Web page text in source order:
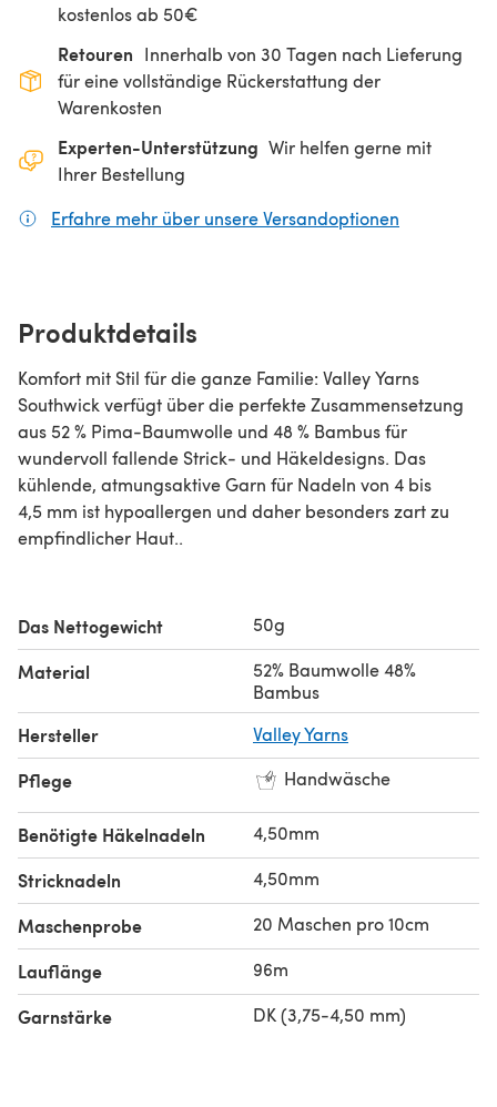
kostenlos ab 50€
Retouren Innerhalb von 30 Tagen nach Lieferung
für eine vollständige Rückerstattung der
Warenkosten
Experten-Unterstützung Wir helfen gerne mit
Ihrer Bestellung
Erfahre mehr über unsere Versandoptionen
Produktdetails
Komfort mit Stil für die ganze Familie: Valley Yarns
Southwick verfügt über die perfekte Zusammensetzung
aus 52 % Pima-Baumwolle und 48 % Bambus für
wundervoll fallende Strick- und Häkeldesigns. Das
kühlende, atmungsaktive Garn für Nadeln von 4 bis
4,5 mm ist hypoallergen und daher besonders zart zu
empfindlicher Haut..
Das Nettogewicht 50g
Material
52% Baumwolle 48%
Bambus
Hersteller Valley Yarns
Pflege Handwäsche
Benötigte Häkelnadeln 4,50mm
Stricknadeln 4,50mm
Maschenprobe 20 Maschen pro 10cm
Lauflänge 96m
Garnstärke DK (3,75-4,50 mm)